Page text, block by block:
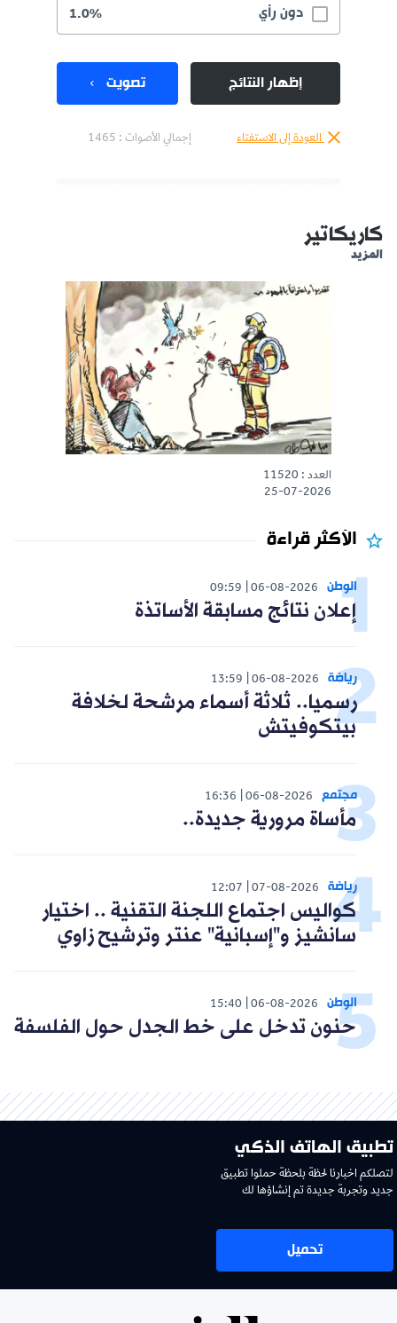
دون رأي 1.0%
إظهار النتائج تصويت
العودة إلى الاستفتاء إجمالي الأصوات : 1465
كاريكاتير
المزيد
العدد : 11520
25-07-2026
الأكثر قراءة
الوطن 06-08-2026
09:59
إعلان نتائج مسابقة الأساتذة
رياضة 06-08-2026
13:59
رسميا.. ثلاثة أسماء مرشحة لخلافة
بيتكوفيتش
مجتمع 06-08-2026
16:36
مأساة مرورية جديدة..
رياضة 07-08-2026
12:07
كواليس اجتماع اللجنة التقنية .. اختيار
سانشيز و"إسبانية" عنتر وترشيح زاوي
الوطن 06-08-2026
15:40
حنون تدخل على خط الجدل حول الفلسفة
تطبيق الهاتف الذكي
لتصلكم اخبارنا لحظة بلحظة حملوا تطبيق
جديد وتجربة جديدة تم إنشاؤها لك
تحميل